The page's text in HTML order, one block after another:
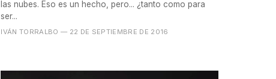
las nubes. Eso es un hecho, pero... ¿tanto como para
ser...
IVÁN TORRALBO — 22 DE SEPTIEMBRE DE 2016